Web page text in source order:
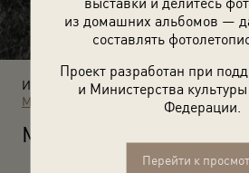
из домашних альбомов —
составлять
Проект разработан при
и Министерства
Федерации.
Перейти к
Источники:
МАММ / МДФ
М